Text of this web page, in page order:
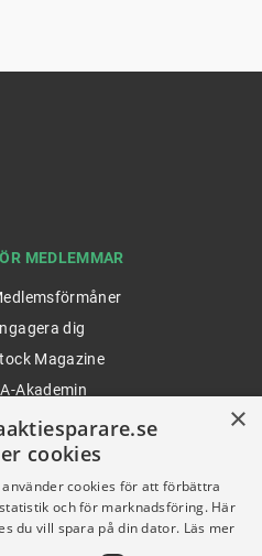
MEDLEMMAR
dig
Magazine
Akademin
Förnya medlemskap
×
cookies
cookies för att förbättra
och för marknadsföring. Här
du vill spara på din dator. Läs mer